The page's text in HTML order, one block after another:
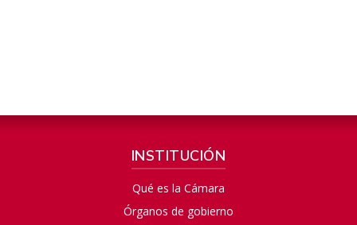
INSTITUCIÓN
Qué es la Cámara
Órganos de gobierno